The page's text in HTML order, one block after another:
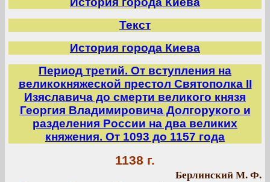
Текст
История города Киева
Период третий. От вступления на
великокняжеской престол Святополка II
Изяславича до смерти великого князя
Георгия Владимировича Долгорукого и
разделения России на два великих
княжения. От 1093 до 1157 года
1138 г.
Берлинский М. Ф.